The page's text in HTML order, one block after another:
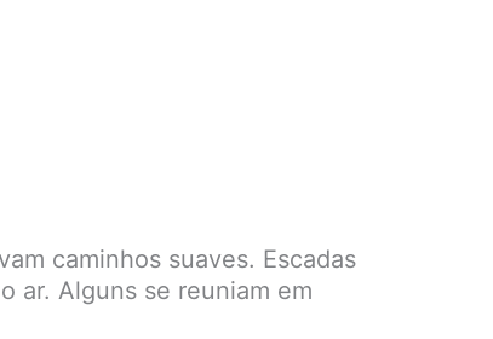
caminhos suaves. Escadas
ar. Alguns se reuniam em